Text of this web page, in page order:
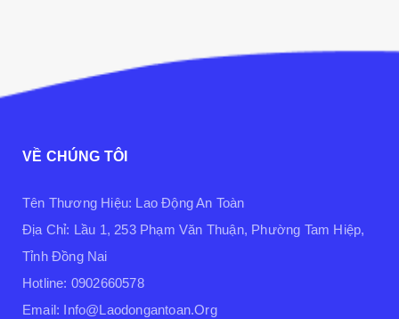
VỀ CHÚNG TÔI
Tên Thương Hiệu: Lao Động An Toàn
Địa Chỉ: Lầu 1, 253 Phạm Văn Thuận, Phường Tam Hiệp,
Tỉnh Đồng Nai
Hotline: 0902660578
Email: Info@laodongantoan.org